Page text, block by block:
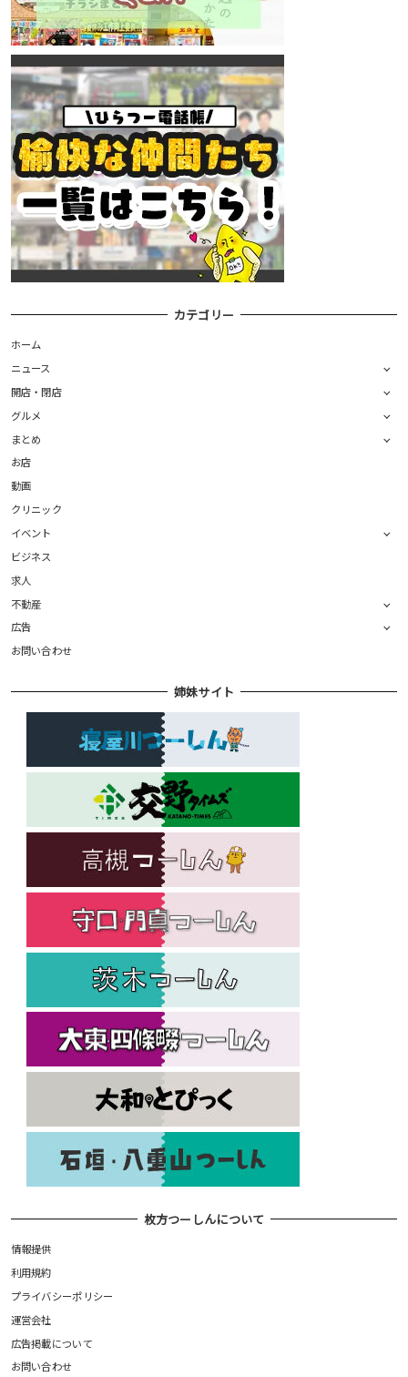
カテゴリー
ホーム
ニュース
開店・閉店
グルメ
まとめ
お店
動画
クリニック
イベント
ビジネス
求人
不動産
広告
お問い合わせ
姉妹サイト
枚方つーしんについて
情報提供
利用規約
プライバシーポリシー
運営会社
広告掲載について
お問い合わせ